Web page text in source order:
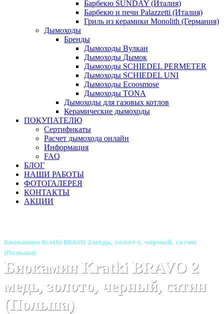
Барбекю SUNDAY (Италия)
Барбекю и печи Palazzetti (Италия)
Гриль из керамики Monolith (Германия)
Дымоходы
Бренды
Дымоходы Вулкан
Дымоходы Дымок
Дымоходы SCHIEDEL PERMETER
Дымоходы SCHIEDEL UNI
Дымоходы Ecoosmose
Дымоходы TONA
Дымоходы для газовых котлов
Керамические дымоходы
ПОКУПАТЕЛЮ
Сертификаты
Расчет дымохода онлайн
Информация
FAQ
БЛОГ
НАШИ РАБОТЫ
ФОТОГАЛЕРЕЯ
КОНТАКТЫ
АКЦИИ
Биокамин Kratki BRAVO 2 медь, золото, черный, сатин
(Польша)
Биокамин Kratki BRAVO 2
медь, золото, черный, сатин
(Польша)